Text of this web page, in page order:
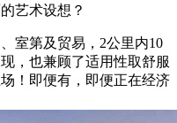
艺术设想？
第及贸易，2公里内10
，也兼顾了适用性取舒服
！即便有，即便正在经济